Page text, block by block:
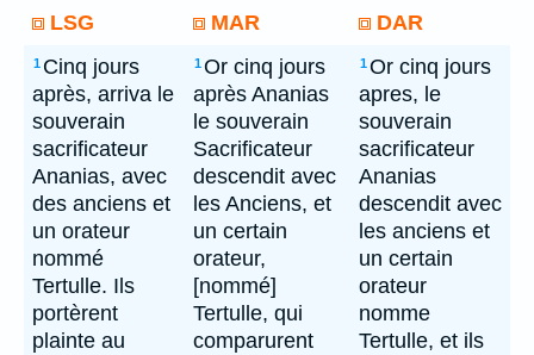
LSG
MAR DAR
1 Cinq jours
après, arriva le
souverain
sacrificateur
Ananias, avec
des anciens et
un orateur
nommé
Tertulle. Ils
portèrent
plainte au
1Or cinq jours
après Ananias
le souverain
Sacrificateur
descendit avec
les Anciens, et
un certain
orateur,
[nommé]
Tertulle, qui
comparurent
1Or cinq jours
apres, le
souverain
sacrificateur
Ananias
descendit avec
les anciens et
un certain
orateur
nomme
Tertulle, et ils